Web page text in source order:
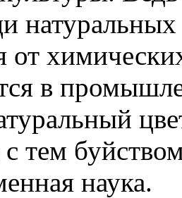
натуральных
от
в
тем
наука.